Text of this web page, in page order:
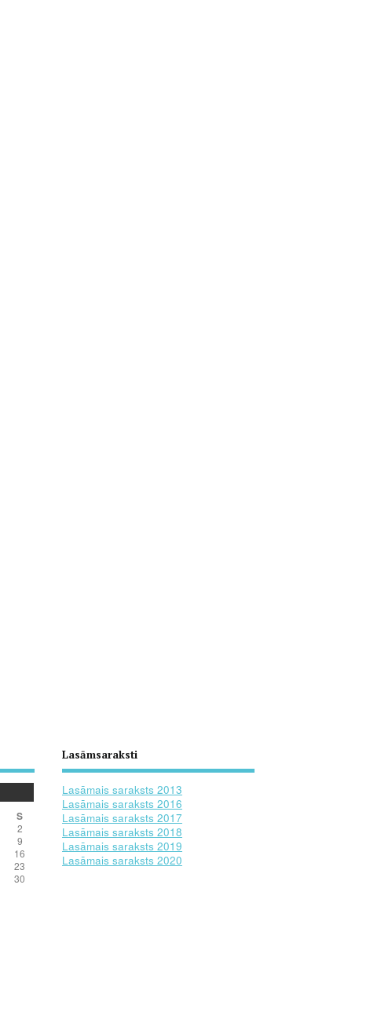
S
2
9
16
23
30
Lasāmsaraksti
Lasāmais saraksts 2013
Lasāmais saraksts 2016
Lasāmais saraksts 2017
Lasāmais saraksts 2018
Lasāmais saraksts 2019
Lasāmais saraksts 2020